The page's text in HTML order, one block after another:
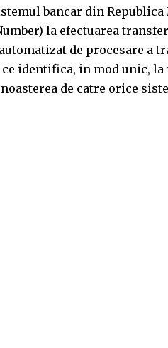
bancar din
la efectuarea
de procesare a
identifica, in mod unic,
de catre orice